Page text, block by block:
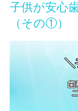
子供が安心
（その①）